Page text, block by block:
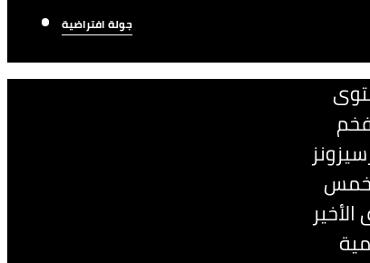
جولة افتراضية
الأخير